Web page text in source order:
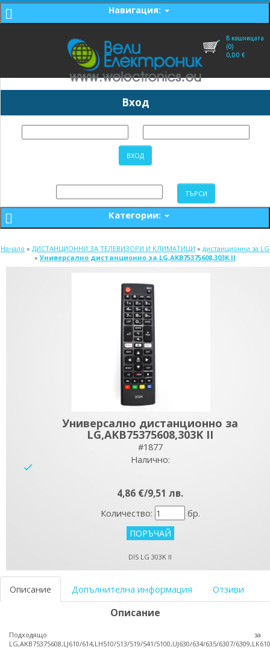
Навигация:
В кошницата
(0)
0,00 €
Вход
Категории:
Начало » ДИСТАНЦИОННИ ЗА ТЕЛЕВИЗОРИ И КЛИМАТИЦИ » дистанционни за LG
»Универсално дистанционно за LG,AKB75375608,303K II
Универсално дистанционно за
LG,AKB75375608,303K II
#1877
Налично:
4,86 €/9,51 лв.
Количество: бр.
DIS LG 303K II
Описание Допълнителна информация Отзиви
Описание
Подходящо за
LG,AKB75375608,LJ610/614,LH510/513/519/541/5100,UJ630/634/635/6307/